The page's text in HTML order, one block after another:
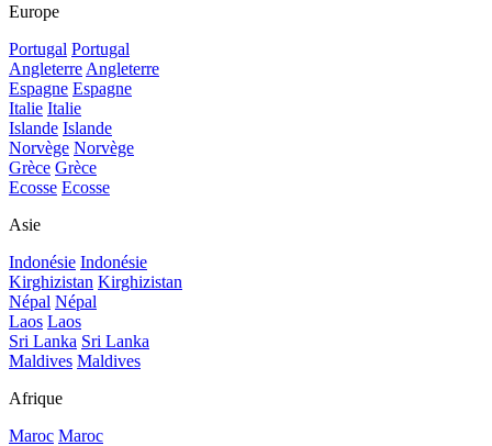
Europe
Portugal Portugal
Angleterre Angleterre
Espagne Espagne
Italie Italie
Islande Islande
Norvège Norvège
Grèce Grèce
Ecosse Ecosse
Asie
Indonésie Indonésie
Kirghizistan Kirghizistan
Népal Népal
Laos Laos
Sri Lanka Sri Lanka
Maldives Maldives
Afrique
Maroc Maroc